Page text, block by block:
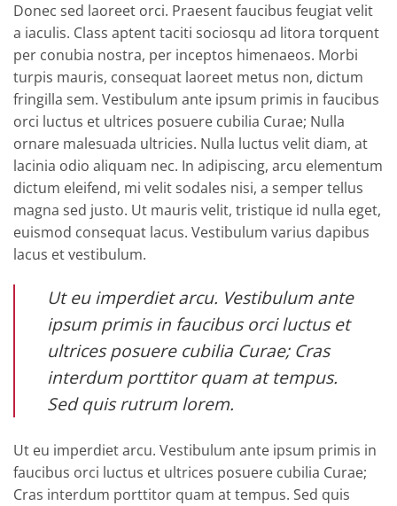
Donec sed laoreet orci. Praesent faucibus feugiat velit
a iaculis. Class aptent taciti sociosqu ad litora torquent
per conubia nostra, per inceptos himenaeos. Morbi
turpis mauris, consequat laoreet metus non, dictum
fringilla sem. Vestibulum ante ipsum primis in faucibus
orci luctus et ultrices posuere cubilia Curae; Nulla
ornare malesuada ultricies. Nulla luctus velit diam, at
lacinia odio aliquam nec. In adipiscing, arcu elementum
dictum eleifend, mi velit sodales nisi, a semper tellus
magna sed justo. Ut mauris velit, tristique id nulla eget,
euismod consequat lacus. Vestibulum varius dapibus
lacus et vestibulum.
Ut eu imperdiet arcu. Vestibulum ante
ipsum primis in faucibus orci luctus et
ultrices posuere cubilia Curae; Cras
interdum porttitor quam at tempus.
Sed quis rutrum lorem.
Ut eu imperdiet arcu. Vestibulum ante ipsum primis in
faucibus orci luctus et ultrices posuere cubilia Curae;
Cras interdum porttitor quam at tempus. Sed quis